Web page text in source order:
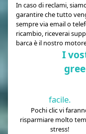
In caso di reclami,
garantire che tutto
sempre via email o
ricambio, riceverai
barca è il nostro
I
facile.
Pochi clic vi
risparmiare molto
stress!